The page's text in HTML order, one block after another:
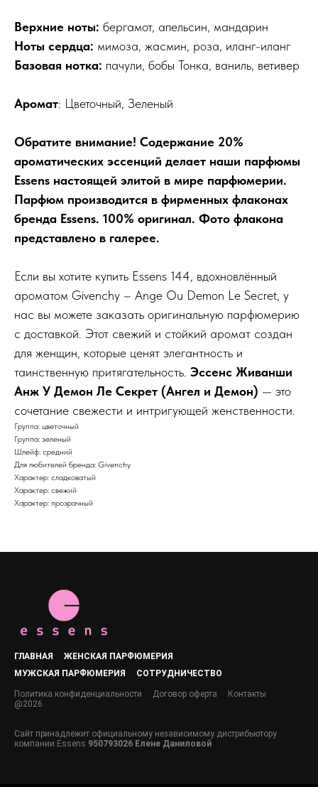
Верхние ноты: бергамот, апельсин, мандарин
Ноты сердца: мимоза, жасмин, роза, иланг-иланг
Базовая нотка: пачули, бобы Тонка, ваниль, ветивер
Аромат: Цветочный, Зеленый
Обратите внимание! Содержание 20%
ароматических эссенций делает наши парфюмы
Essens настоящей элитой в мире парфюмерии.
Парфюм производится в фирменных флаконах
бренда Essens. 100% оригинал. Фото флакона
представлено в галерее.
Если вы хотите купить Essens 144, вдохновлённый
ароматом Givenchy – Ange Ou Demon Le Secret, у
нас вы можете заказать оригинальную парфюмерию
с доставкой. Этот свежий и стойкий аромат создан
для женщин, которые ценят элегантность и
таинственную притягательность. Эссенс Живанши
Анж У Демон Ле Секрет (Ангел и Демон) — это
сочетание свежести и интригующей женственности.
Группа: цветочный
Группа: зеленый
Шлейф: средний
Для любителей бренда: Givenchy
Характер: сладковатый
Характер: свежий
Характер: прозрачный
ГЛАВНАЯ
ЖЕНСКАЯ ПАРФЮМЕРИЯ
МУЖСКАЯ ПАРФЮМЕРИЯ
СОТРУДНИЧЕСТВО
Политика конфиденциальности Договор оферта
Контакты
@2026
Сайт принадлежит официальному независимому дистрибьютору
компании Essens 950793026 Елене Даниловой